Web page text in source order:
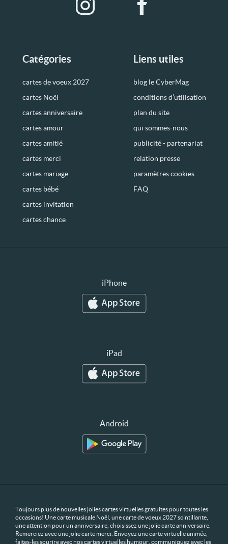
Catégories
cartes de voeux 2027
cartes Noël
cartes anniversaire
cartes amour
cartes amitié
cartes merci
cartes mariage
cartes bébé
cartes invitation
cartes chance
Liens utiles
blog le CyberMag
conditions d’utilisation
plan du site
qui sommes-nous
publicité - partenariat
relation presse
paramètres cookies
FAQ
iPhone
iPad
Android
Toujours plus de nouvelles jolies cartes virtuelles gratuites pour toutes les
occasions! Une carte musicale Noël, une carte de voeux 2027 scintillante,
une attention pour un anniversaire, choisissez une jolie carte anniversaire.
Remerciez avec une jolie carte merci. Envoyez une carte virtuelle animée,
faites-les sourire avec nos cartes virtuelles humour, communiquez avec les